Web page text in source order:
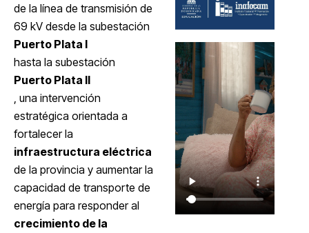
de la línea de transmisión de
69 kV desde la subestación
Puerto Plata I
hasta la subestación
Puerto Plata II
, una intervención
estratégica orientada a
fortalecer la
infraestructura eléctrica
de la provincia y aumentar la
capacidad de transporte de
energía para responder al
crecimiento de la